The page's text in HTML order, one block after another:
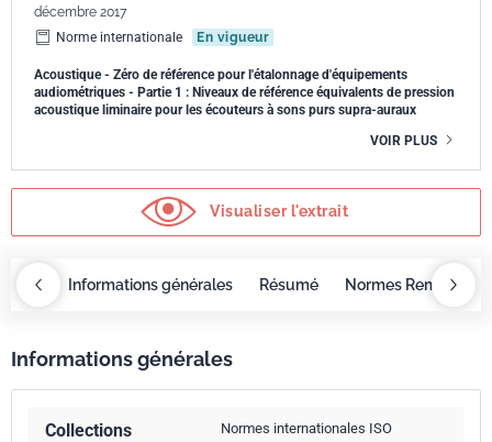
décembre 2017
Norme internationale
En vigueur
Acoustique - Zéro de référence pour l'étalonnage d'équipements
audiométriques - Partie 1 : Niveaux de référence équivalents de pression
acoustique liminaire pour les écouteurs à sons purs supra-auraux
VOIR PLUS
Visualiser l'extrait
Informations générales Résumé Normes
Informations générales
Collections Normes internationales ISO